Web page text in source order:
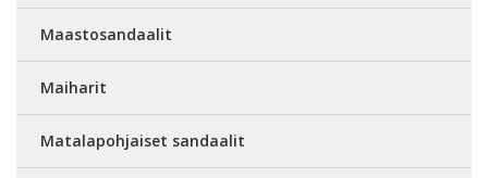
Maastosandaalit
Maiharit
Matalapohjaiset sandaalit